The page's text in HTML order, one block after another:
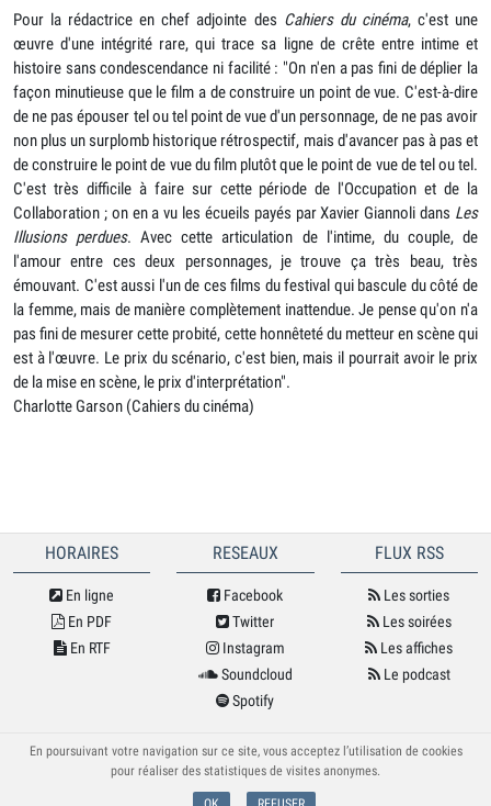
Pour la rédactrice en chef adjointe des Cahiers du cinéma, c'est une
œuvre d'une intégrité rare, qui trace sa ligne de crête entre intime et
histoire sans condescendance ni facilité : "On n'en a pas fini de déplier la
façon minutieuse que le film a de construire un point de vue. C'est-à-dire
de ne pas épouser tel ou tel point de vue d'un personnage, de ne pas avoir
non plus un surplomb historique rétrospectif, mais d'avancer pas à pas et
de construire le point de vue du film plutôt que le point de vue de tel ou tel.
C'est très difficile à faire sur cette période de l'Occupation et de la
Collaboration ; on en a vu les écueils payés par Xavier Giannoli dans Les
Illusions perdues. Avec cette articulation de l'intime, du couple, de
l'amour entre ces deux personnages, je trouve ça très beau, très
émouvant. C'est aussi l'un de ces films du festival qui bascule du côté de
la femme, mais de manière complètement inattendue. Je pense qu'on n'a
pas fini de mesurer cette probité, cette honnêteté du metteur en scène qui
est à l'œuvre. Le prix du scénario, c'est bien, mais il pourrait avoir le prix
de la mise en scène, le prix d'interprétation".
Charlotte Garson (Cahiers du cinéma)
HORAIRES
En ligne
En PDF
En RTF
RESEAUX
Facebook
Twitter
Instagram
Soundcloud
Spotify
FLUX RSS
Les sorties
Les soirées
Les affiches
Le podcast
© Cybele 2026
En poursuivant votre navigation sur ce site, vous acceptez l’utilisation de cookies
pour réaliser des statistiques de visites anonymes.